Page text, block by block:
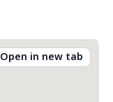
Open in new tab